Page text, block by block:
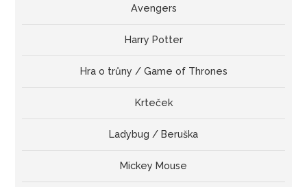
Avengers
Harry Potter
Hra o trůny / Game of Thrones
Krteček
Ladybug / Beruška
Mickey Mouse